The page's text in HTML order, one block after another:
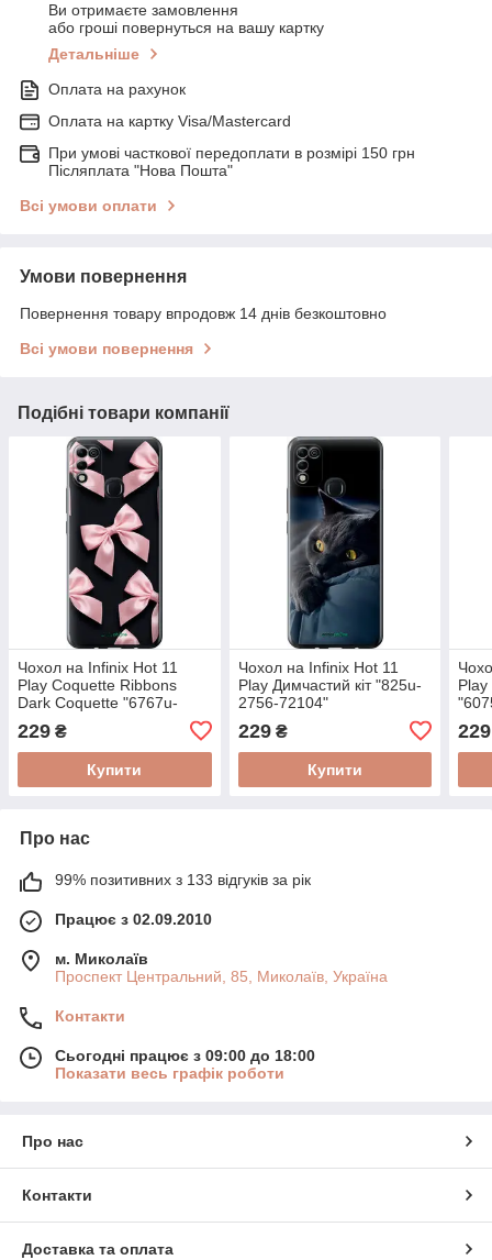
Ви отримаєте замовлення
або гроші повернуться на вашу картку
Детальніше
Оплата на рахунок
Оплата на картку Visa/Mastercard
При умові часткової передоплати в розмірі 150 грн
Післяплата "Нова Пошта"
Всі умови оплати
Умови повернення
Повернення товару впродовж 14 днів безкоштовно
Всі умови повернення
Подібні товари компанії
Чохол на Infinix Hot 11
Play Coquette Ribbons
Dark Coquette "6767u-
229 ₴
Купити
Чохол на Infinix Hot 11
Play Димчастий кіт "825u-
2756-72104"
229₴
Купити
Play
229
Про нас
99% позитивних з 133 відгуків за рік
Працює з 02.09.2010
м. Миколаїв
Проспект Центральний, 85, Миколаїв, Україна
Контакти
Сьогодні працює з 09:00 до 18:00
Показати весь графік роботи
Про нас
Контакти
Доставка та оплата